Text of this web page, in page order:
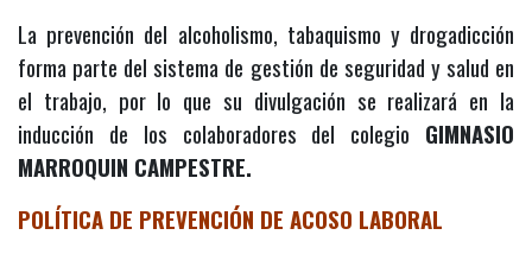
La prevención del alcoholismo, tabaquismo y drogadicción
forma parte del sistema de gestión de seguridad y salud en
el trabajo, por lo que su divulgación se realizará en la
inducción de los colaboradores del colegio GIMNASIO
MARROQUIN CAMPESTRE.
POLÍTICA DE PREVENCIÓN DE ACOSO LABORAL